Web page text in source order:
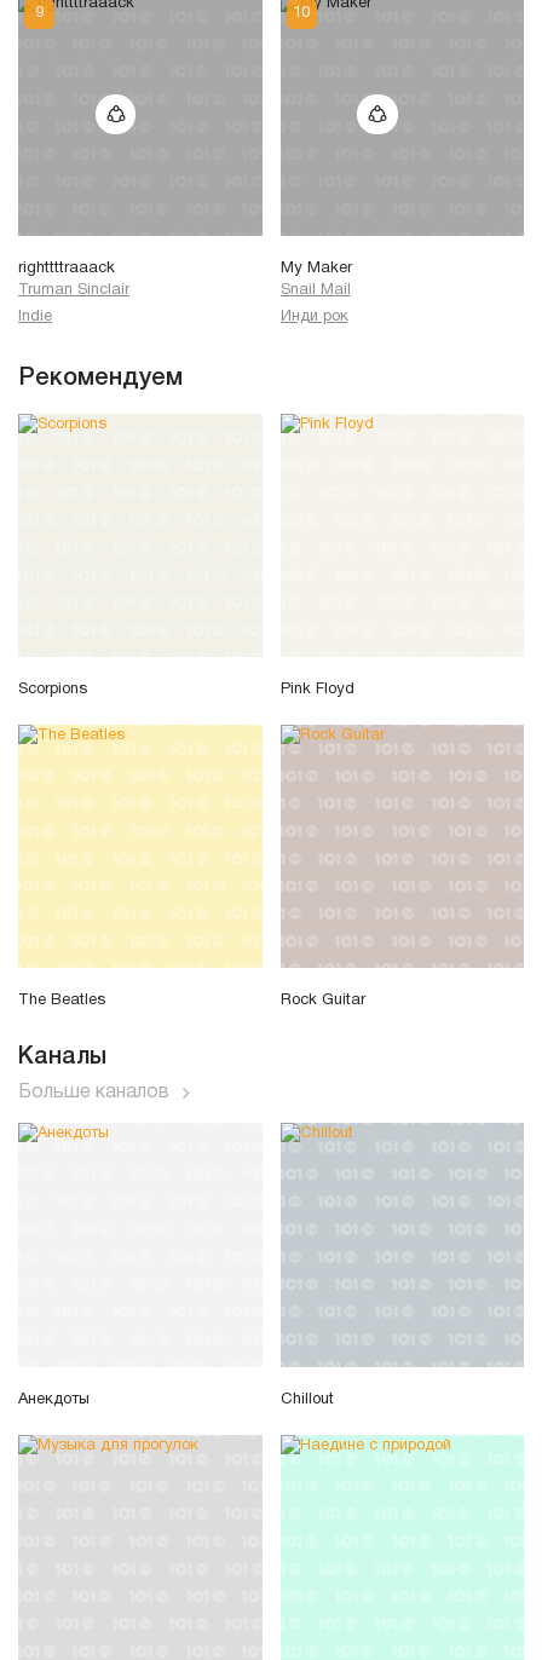
righttttraaack
Truman Sinclair
Indie
My Maker
Snail Mail
Инди рок
Рекомендуем
Scorpions Pink Floyd
The Beatles Rock Guitar
Каналы
Больше каналов
Анекдоты Chillout